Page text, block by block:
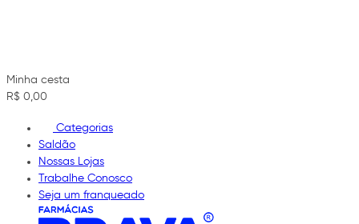
Minha cesta
R$ 0,00
Categorias
Saldão
Nossas Lojas
Trabalhe Conosco
Seja um franqueado